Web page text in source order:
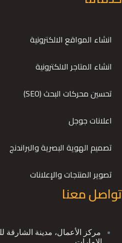
انشاء المواقع الالكترونية
انشاء المتاجر الالكترونية
تحسين محركات البحث (SEO)
اعلانات جوجل
تصميم الهوية البصرية والبراندنج
تصوير المنتجات والإعلانات
تواصل معنا
ﻣﺮﻛﺰ اﻷﻋﻤﺎل، ﻣﺪﻳﻨﺔ اﻟﺸﺎرﻗﺔ